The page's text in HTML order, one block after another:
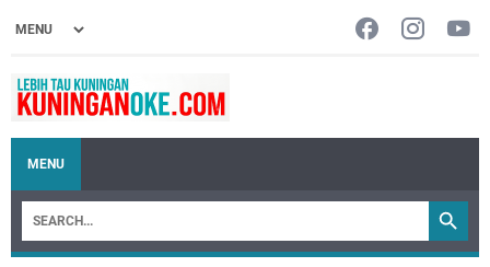
MENU